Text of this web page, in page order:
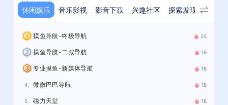
休闲娱乐 音乐影视 影音下载 兴趣社区 探索发现 二次元
摸鱼导航-终极导航 24
摸鱼导航-二叔导航 19
专业摸鱼-新媒体导航 18
4. 微微巴巴导航 18
5. 磁力天堂 18